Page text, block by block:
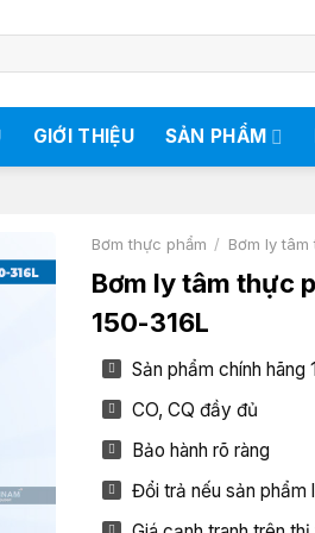
GIỚI THIỆU SẢN PHẨM
Bơm thực phẩm / Bơm ly
Bơm ly tâm thực
150-316L
Sản phẩm chính hãng
CO, CQ đầy đủ
Bảo hành rõ ràng
Đổi trả nếu sản phẩm